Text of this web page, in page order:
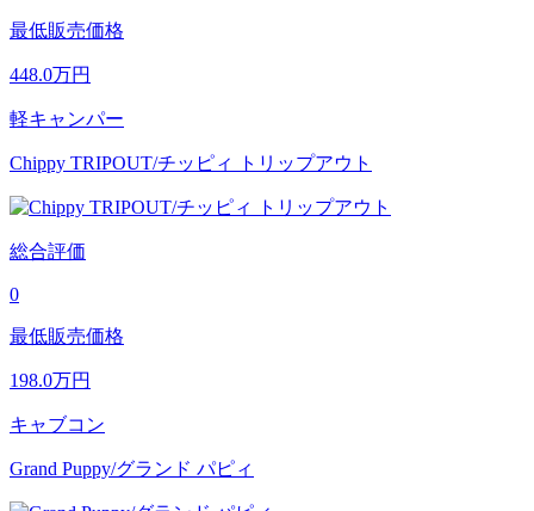
最低販売価格
448.0万円
軽キャンパー
Chippy TRIPOUT/チッピィ トリップアウト
総合評価
0
最低販売価格
198.0万円
キャブコン
Grand Puppy/グランド パピィ